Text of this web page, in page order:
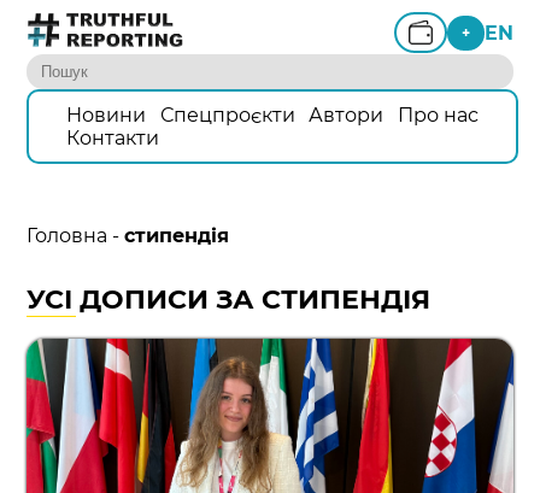
+ EN
Новини Спецпроєкти Автори
Про нас
Контакти
Головна -стипендія
УСІ ДОПИСИ ЗА СТИПЕНДІЯ